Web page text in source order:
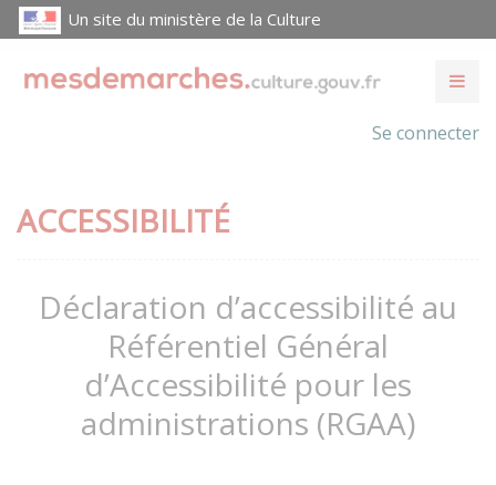
Un site du ministère de la Culture
Se connecter
ACCESSIBILITÉ
Déclaration d’accessibilité au
Référentiel Général
d’Accessibilité pour les
administrations (RGAA)